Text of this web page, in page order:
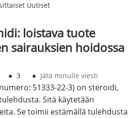
Uutiset
loistava tuote
sairauksien hoidossa
● 3 ● Jätä minulle viesti
51333-22-3) on steroidi,
Sitä käytetään
Se toimii estämällä tulehdusta